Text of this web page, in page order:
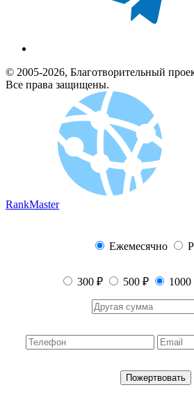
© 2005-2026, Благотворительный
Все права защищены.
RankMaster
Ежемесячно
300 ₽ 500 ₽ 1000
Пожертвовать